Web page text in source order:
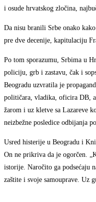
i osude hrvatskog zločina,
Da nisu branili Srbe onako
pre dve decenije, kapitulaciju
Po tom sporazumu, Srbima u
policiju, grb i zastavu, čak i
Beogradu uzvratila je
političara, vladika, oficira DB,
žarom i uz kletve sa Lazareve
neizbežne posledice odbijanja
Usred histerije u Beogradu i
On ne prikriva da je ogorčen.
istorije. Naročito ga podsećaju
zaštite i svoje samouprave. Uz